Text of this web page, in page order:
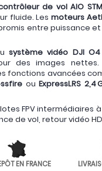
de vol AIO
fluide. Lesmoteurs
entre puissance
système vidéo DJI O4
des images nettes.
fonctions avancées
ou ExpressLRS 2,4
FPV
de vol, retour vidéo
EN FRANCE